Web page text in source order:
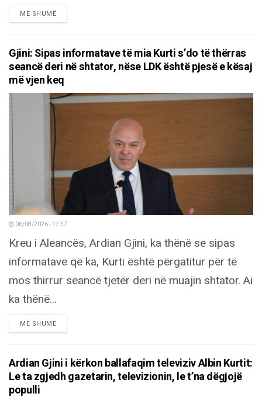
MË SHUMËDETAILS
Gjini: Sipas informatave të mia Kurti s’do të thërras
seancë deri në shtator, nëse LDK është pjesë e kësaj
më vjen keq
06/08/2026 - 17:57
Kreu i Aleancës, Ardian Gjini, ka thënë se sipas
informatave që ka, Kurti është përgatitur për të
mos thirrur seancë tjetër deri në muajin shtator. Ai
ka thënë...
MË SHUMËDETAILS
Ardian Gjini i kërkon ballafaqim televiziv Albin Kurtit:
Le ta zgjedh gazetarin, televizionin, le t’na dëgjojë
populli